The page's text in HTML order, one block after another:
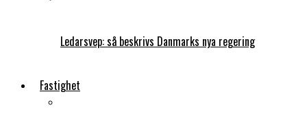
Ledarsvep: så beskrivs Danmarks nya regering
Fastighet